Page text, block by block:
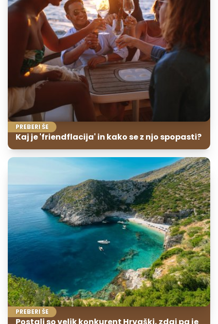
PREBERI ŠE
Kaj je 'friendflacija' in kako se z njo spopasti?
PREBERI ŠE
Postali so velik konkurent Hrvaški, zdaj pa je